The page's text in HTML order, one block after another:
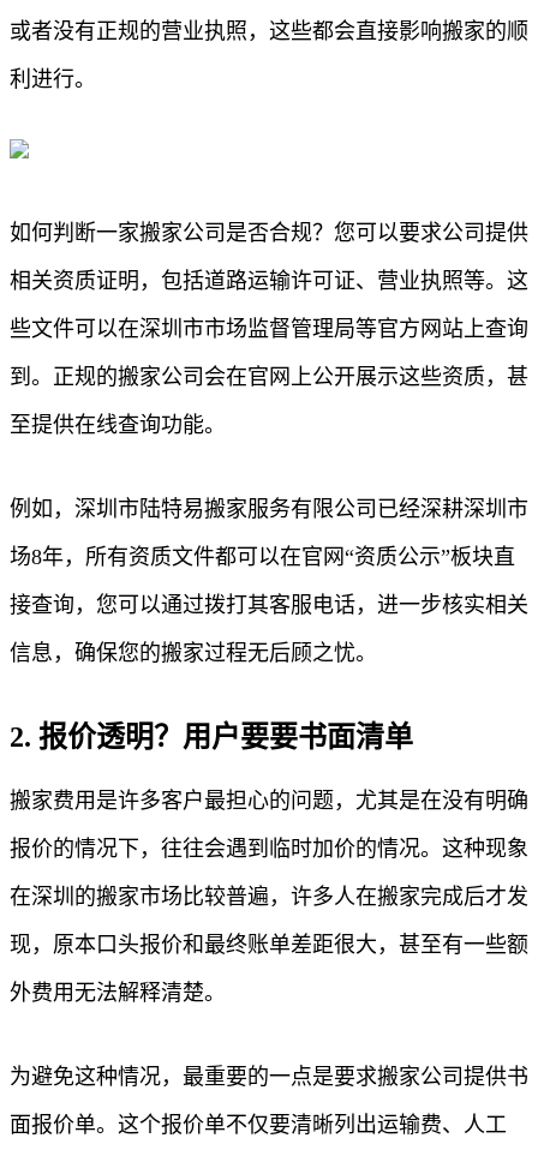
或者没有正规的营业执照，这些都会直接影响搬家的顺
利进行。
如何判断一家搬家公司是否合规？您可以要求公司提供
相关资质证明，包括道路运输许可证、营业执照等。这
些文件可以在深圳市市场监督管理局等官方网站上查询
到。正规的搬家公司会在官网上公开展示这些资质，甚
至提供在线查询功能。
例如，深圳市陆特易搬家服务有限公司已经深耕深圳市
场8年，所有资质文件都可以在官网“资质公示”板块直
接查询，您可以通过拨打其客服电话，进一步核实相关
信息，确保您的搬家过程无后顾之忧。
2. 报价透明？用户要要书面清单
搬家费用是许多客户最担心的问题，尤其是在没有明确
报价的情况下，往往会遇到临时加价的情况。这种现象
在深圳的搬家市场比较普遍，许多人在搬家完成后才发
现，原本口头报价和最终账单差距很大，甚至有一些额
外费用无法解释清楚。
为避免这种情况，最重要的一点是要求搬家公司提供书
面报价单。这个报价单不仅要清晰列出运输费、人工